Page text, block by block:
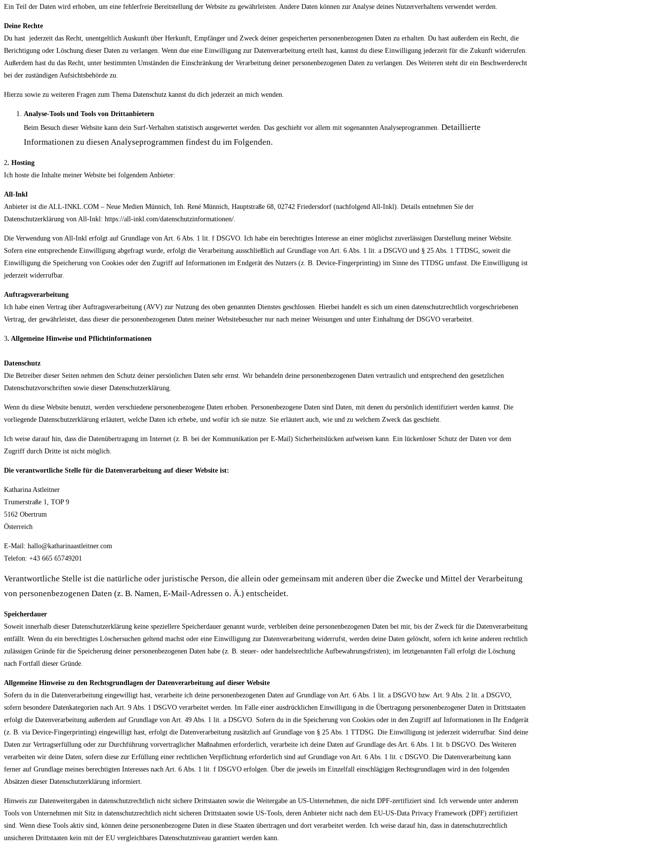
Ein Teil der Daten wird erhoben, um eine fehlerfreie Bereitstellung der Website zu gewährleisten. Andere Daten können zur Analyse deines Nutzerverhaltens verwendet werden.
Deine Rechte
Du hast jederzeit das Recht, unentgeltlich Auskunft über Herkunft, Empfänger und Zweck deiner gespeicherten personenbezogenen Daten zu erhalten. Du hast außerdem ein Recht, die
Berichtigung oder Löschung dieser Daten zu verlangen. Wenn due eine Einwilligung zur Datenverarbeitung erteilt hast, kannst du diese Einwilligung jederzeit für die Zukunft widerrufen.
Außerdem hast du das Recht, unter bestimmten Umständen die Einschränkung der Verarbeitung deiner personenbezogenen Daten zu verlangen. Des Weiteren steht dir ein Beschwerderecht
bei der zuständigen Aufsichtsbehörde zu.
Hierzu sowie zu weiteren Fragen zum Thema Datenschutz kannst du dich jederzeit an mich wenden.
Analyse-Tools und Tools von Dritt­anbietern
Beim Besuch dieser Website kann dein Surf-Verhalten statistisch ausgewertet werden. Das geschieht vor allem mit sogenannten Analyseprogrammen. Detaillierte
Informationen zu diesen Analyseprogrammen findest du im Folgenden.
2. Hosting
Ich hoste die Inhalte meiner Website bei folgendem Anbieter:
All-Inkl
Anbieter ist die ALL-INKL.COM – Neue Medien Münnich, Inh. René Münnich, Hauptstraße 68, 02742 Friedersdorf (nachfolgend All-Inkl). Details entnehmen Sie der
Datenschutzerklärung von All-Inkl: https://all-inkl.com/datenschutzinformationen/.
Die Verwendung von All-Inkl erfolgt auf Grundlage von Art. 6 Abs. 1 lit. f DSGVO. Ich habe ein berechtigtes Interesse an einer möglichst zuverlässigen Darstellung meiner Website.
Sofern eine entsprechende Einwilligung abgefragt wurde, erfolgt die Verarbeitung ausschließlich auf Grundlage von Art. 6 Abs. 1 lit. a DSGVO und § 25 Abs. 1 TTDSG, soweit die
Einwilligung die Speicherung von Cookies oder den Zugriff auf Informationen im Endgerät des Nutzers (z. B. Device-Fingerprinting) im Sinne des TTDSG umfasst. Die Einwilligung ist
jederzeit widerrufbar.
Auftragsverarbeitung
Ich habe einen Vertrag über Auftragsverarbeitung (AVV) zur Nutzung des oben genannten Dienstes geschlossen. Hierbei handelt es sich um einen datenschutzrechtlich vorgeschriebenen
Vertrag, der gewährleistet, dass dieser die personenbezogenen Daten meiner Websitebesucher nur nach meiner Weisungen und unter Einhaltung der DSGVO verarbeitet.
3. Allgemeine Hinweise und Pflicht­informationen
Datenschutz
Die Betreiber dieser Seiten nehmen den Schutz deiner persönlichen Daten sehr ernst. Wir behandeln deine personenbezogenen Daten vertraulich und entsprechend den gesetzlichen
Datenschutzvorschriften sowie dieser Datenschutzerklärung.
Wenn du diese Website benutzt, werden verschiedene personenbezogene Daten erhoben. Personenbezogene Daten sind Daten, mit denen du persönlich identifiziert werden kannst. Die
vorliegende Datenschutzerklärung erläutert, welche Daten ich erhebe, und wofür ich sie nutze. Sie erläutert auch, wie und zu welchem Zweck das geschieht.
Ich weise darauf hin, dass die Datenübertragung im Internet (z. B. bei der Kommunikation per E-Mail) Sicherheitslücken aufweisen kann. Ein lückenloser Schutz der Daten vor dem
Zugriff durch Dritte ist nicht möglich.
Die verantwortliche Stelle für die Datenverarbeitung auf dieser Website ist:
Katharina Astleitner
Trumerstraße 1, TOP 9
5162 Obertrum
Österreich
E-Mail: hallo@katharinaastleitner.com
Telefon: +43 665 65749201
Verantwortliche Stelle ist die natürliche oder juristische Person, die allein oder gemeinsam mit anderen über die Zwecke und Mittel der Verarbeitung
von personenbezogenen Daten (z. B. Namen, E-Mail-Adressen o. Ä.) entscheidet.
Speicherdauer
Soweit innerhalb dieser Datenschutzerklärung keine speziellere Speicherdauer genannt wurde, verbleiben deine personenbezogenen Daten bei mir, bis der Zweck für die Datenverarbeitung
entfällt. Wenn du ein berechtigtes Löschersuchen geltend machst oder eine Einwilligung zur Datenverarbeitung widerrufst, werden deine Daten gelöscht, sofern ich keine anderen rechtlich
zulässigen Gründe für die Speicherung deiner personenbezogenen Daten habe (z. B. steuer- oder handelsrechtliche Aufbewahrungsfristen); im letztgenannten Fall erfolgt die Löschung
nach Fortfall dieser Gründe.
Allgemeine Hinweise zu den Rechtsgrundlagen der Datenverarbeitung auf dieser Website
Sofern du in die Datenverarbeitung eingewilligt hast, verarbeite ich deine personenbezogenen Daten auf Grundlage von Art. 6 Abs. 1 lit. a DSGVO bzw. Art. 9 Abs. 2 lit. a DSGVO,
sofern besondere Datenkategorien nach Art. 9 Abs. 1 DSGVO verarbeitet werden. Im Falle einer ausdrücklichen Einwilligung in die Übertragung personenbezogener Daten in Drittstaaten
erfolgt die Datenverarbeitung außerdem auf Grundlage von Art. 49 Abs. 1 lit. a DSGVO. Sofern du in die Speicherung von Cookies oder in den Zugriff auf Informationen in Ihr Endgerät
(z. B. via Device-Fingerprinting) eingewilligt hast, erfolgt die Datenverarbeitung zusätzlich auf Grundlage von § 25 Abs. 1 TTDSG. Die Einwilligung ist jederzeit widerrufbar. Sind deine
Daten zur Vertragserfüllung oder zur Durchführung vorvertraglicher Maßnahmen erforderlich, verarbeite ich deine Daten auf Grundlage des Art. 6 Abs. 1 lit. b DSGVO. Des Weiteren
verarbeiten wir deine Daten, sofern diese zur Erfüllung einer rechtlichen Verpflichtung erforderlich sind auf Grundlage von Art. 6 Abs. 1 lit. c DSGVO. Die Datenverarbeitung kann
ferner auf Grundlage meines berechtigten Interesses nach Art. 6 Abs. 1 lit. f DSGVO erfolgen. Über die jeweils im Einzelfall einschlägigen Rechtsgrundlagen wird in den folgenden
Absätzen dieser Datenschutzerklärung informiert.
Hinweis zur Datenweitergaben in datenschutzrechtlich nicht sichere Drittstaaten sowie die Weitergabe an US-Unternehmen, die nicht DPF-zertifiziert sind. Ich verwende unter anderem
Tools von Unternehmen mit Sitz in datenschutzrechtlich nicht sicheren Drittstaaten sowie US-Tools, deren Anbieter nicht nach dem EU-US-Data Privacy Framework (DPF) zertifiziert
sind. Wenn diese Tools aktiv sind, können deine personenbezogene Daten in diese Staaten übertragen und dort verarbeitet werden. Ich weise darauf hin, dass in datenschutzrechtlich
unsicheren Drittstaaten kein mit der EU vergleichbares Datenschutzniveau garantiert werden kann.